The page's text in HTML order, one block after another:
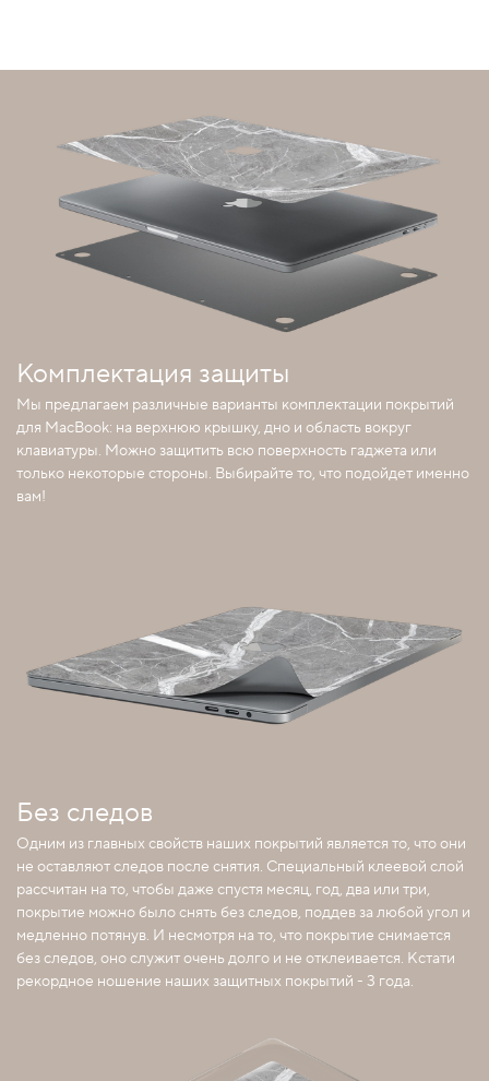
Комплектация защиты
Мы предлагаем различные варианты комплектации покрытий
для MacBook: на верхнюю крышку, дно и область вокруг
клавиатуры. Можно защитить всю поверхность гаджета или
только некоторые стороны. Выбирайте то, что подойдет именно
вам!
Без следов
Одним из главных свойств наших покрытий является то, что они
не оставляют следов после снятия. Специальный клеевой слой
рассчитан на то, чтобы даже спустя месяц, год, два или три,
покрытие можно было снять без следов, поддев за любой угол и
медленно потянув. И несмотря на то, что покрытие снимается
без следов, оно служит очень долго и не отклеивается. Кстати
рекордное ношение наших защитных покрытий - 3 года.